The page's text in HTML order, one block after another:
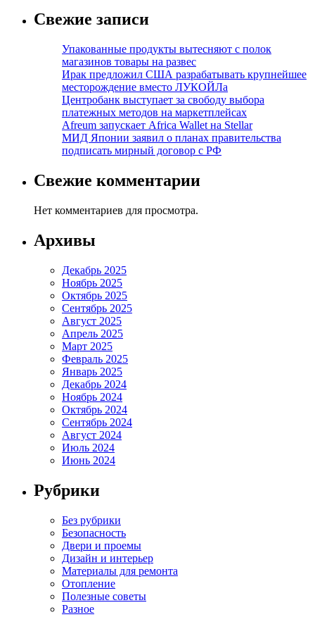
Свежие записи
Упакованные продукты вытесняют с полок
магазинов товары на развес
Ирак предложил США разрабатывать крупнейшее
месторождение вместо ЛУКОЙЛа
Центробанк выступает за свободу выбора
платежных методов на маркетплейсах
Afreum запускает Africa Wallet на Stellar
МИД Японии заявил о планах правительства
подписать мирный договор с РФ
Свежие комментарии
Нет комментариев для просмотра.
Архивы
Декабрь 2025
Ноябрь 2025
Октябрь 2025
Сентябрь 2025
Август 2025
Апрель 2025
Март 2025
Февраль 2025
Январь 2025
Декабрь 2024
Ноябрь 2024
Октябрь 2024
Сентябрь 2024
Август 2024
Июль 2024
Июнь 2024
Рубрики
Без рубрики
Безопасность
Двери и проемы
Дизайн и интерьер
Материалы для ремонта
Отопление
Полезные советы
Разное